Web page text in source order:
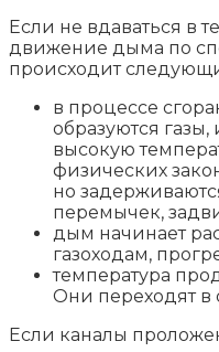
Если не вдаваться в
движение дыма по
происходит
в процессе
образуются
высокую
физических
но
перемычек,
дым начинает
газоходам,
температура
Они переходят в
Если каналы